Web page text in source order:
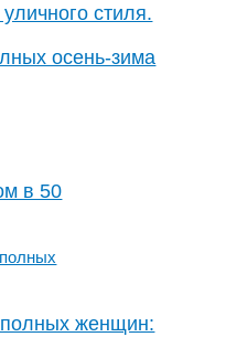
стиля.
осень-зима
в 50
женщин: